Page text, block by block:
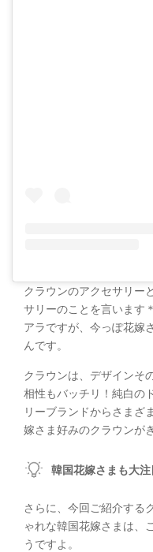
クラウンのアクセサリー
サリーのことを言います
アラですが、今っぽ花嫁
んです。
クラウンは、デザインそ
相性もバッチリ！純白の
リーブランドからさまざ
嫁さま好みのクラウンが
韓国花嫁さまも大注
さらに、今回ご紹介する
ゃれな韓国花嫁さまは、
うですよ。